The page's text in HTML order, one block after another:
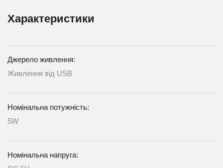
Характеристики
Джерело живлення:
Живлення від USB
Номінальна потужність:
5W
Номінальна напруга: